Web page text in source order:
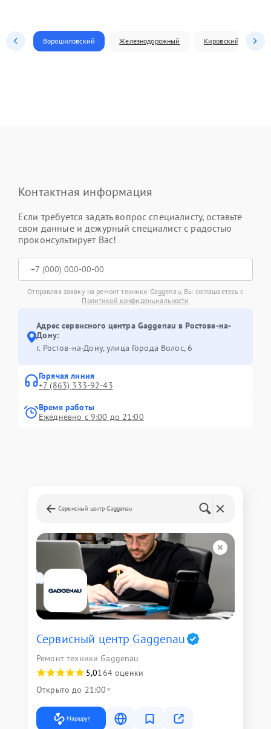
Ворошиловский Железнодорожный Кировский
Контактная информация
Если требуется задать вопрос специалисту, оставьте
свои данные и дежурный специалист с радостью
проконсультирует Вас!
Отправляя заявку на ремонт техники Gaggenau, Вы соглашаетесь с
Политикой конфиденциальности
Адрес сервисного центра Gaggenau в Ростове-на-
Дону:
г. Ростов-на-Дону, улица Города Волос, 6
Горячая линия
+7 (863) 333-92-43
Время работы
Ежедневно с 9:00 до 21:00
Сервисный центр Gaggenau
Сервисный центр Gaggenau
Ремонт техники Gaggenau
5,0164 оценки
Открыто до 21:00
Маршрут